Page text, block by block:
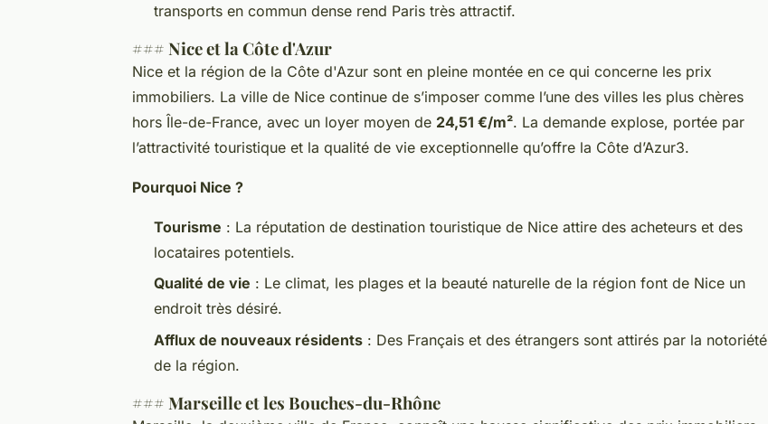
transports en commun dense rend Paris très attractif.
### Nice et la Côte d'Azur
Nice et la région de la Côte d'Azur sont en pleine montée en ce qui concerne les prix
immobiliers. La ville de Nice continue de s’imposer comme l’une des villes les plus chères
hors Île-de-France, avec un loyer moyen de 24,51 €/m². La demande explose, portée par
l’attractivité touristique et la qualité de vie exceptionnelle qu’offre la Côte d’Azur3.
Pourquoi Nice ?
Tourisme : La réputation de destination touristique de Nice attire des acheteurs et des
locataires potentiels.
Qualité de vie : Le climat, les plages et la beauté naturelle de la région font de Nice un
endroit très désiré.
Afflux de nouveaux résidents : Des Français et des étrangers sont attirés par la notoriété
de la région.
### Marseille et les Bouches-du-Rhône